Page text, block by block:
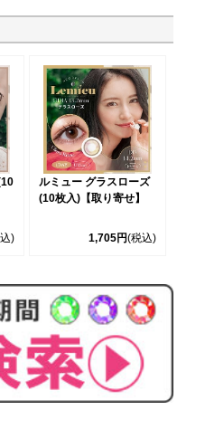
)
ルミュー グラスローズ
(10枚入)【取り寄せ】
1,705円(税込)